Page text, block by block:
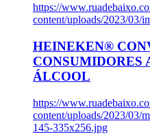
https://
content/uploads/2023/03/
HEINEKEN®
CONSUMIDORES
ÁLCOOL
https://
content/uploads/2023/03/
145-335x256.jpg